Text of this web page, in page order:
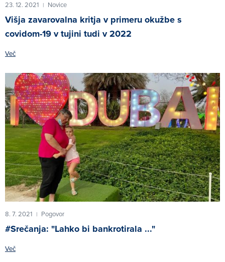
23. 12. 2021 | Novice
Višja zavarovalna kritja v primeru okužbe s
covidom-19 v tujini tudi v 2022
Več
8. 7. 2021 | Pogovor
#Srečanja: "Lahko bi bankrotirala ..."
Več